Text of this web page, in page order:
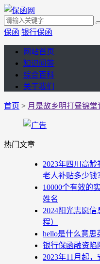
保函 银行保函
网站首页
知识问答
综合百科
关于我们
首页 > 月是故乡明打昼锦堂
热门文章
2023年四川高龄
老人补贴多少钱
10000个有效的
姓名
2024阳光志愿
程）
hello是什么意思
银行保函融资陷
2023年11月起